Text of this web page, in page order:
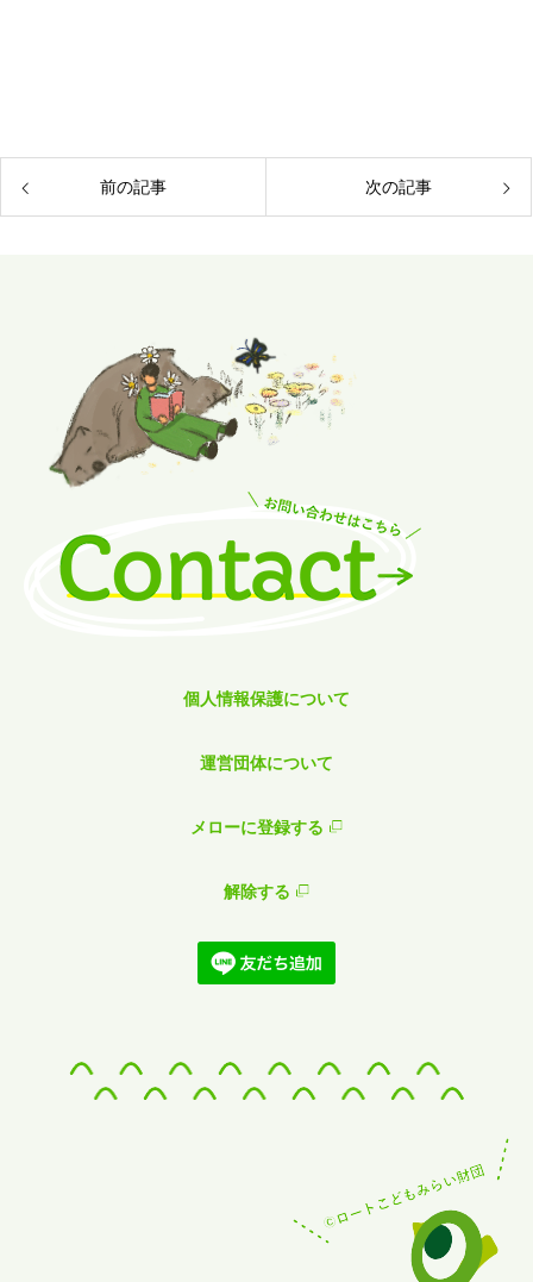
前の記事 次の記事
個人情報保護について
運営団体について
メローに登録する
解除する